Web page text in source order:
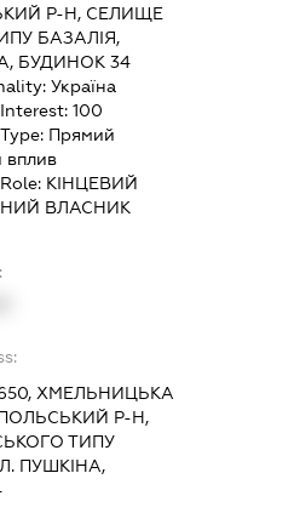
Р-Н, СЕЛИЩЕ
БАЗАЛІЯ,
БУДИНОК 34
Україна
100
Прямий
вплив
КІНЦЕВИЙ
ВЛАСНИК
ХМЕЛЬНИЦЬКА
Р-Н,
ТИПУ
ПУШКІНА,